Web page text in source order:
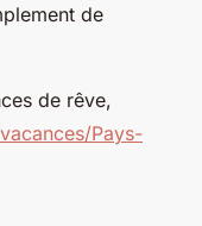
de
de rêve,
Pays-